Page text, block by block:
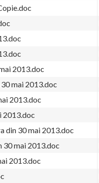
2013.doc
mai 2013.doc
2013.doc
2013.doc
din 30 mai 2013.doc
30 mai 2013.doc
2013.doc